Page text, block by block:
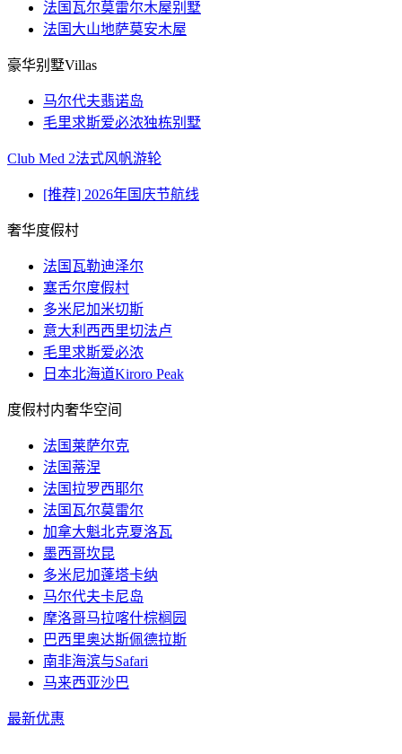
法国瓦尔莫雷尔木屋别墅
法国大山地萨莫安木屋
豪华别墅Villas
马尔代夫翡诺岛
毛里求斯爱必浓独栋别墅
Club Med 2法式风帆游轮
[推荐] 2026年国庆节航线
奢华度假村
法国瓦勒迪泽尔
塞舌尔度假村
多米尼加米切斯
意大利西西里切法卢
毛里求斯爱必浓
日本北海道Kiroro Peak
度假村内奢华空间
法国莱萨尔克
法国蒂涅
法国拉罗西耶尔
法国瓦尔莫雷尔
加拿大魁北克夏洛瓦
墨西哥坎昆
多米尼加蓬塔卡纳
马尔代夫卡尼岛
摩洛哥马拉喀什棕榈园
巴西里奥达斯佩德拉斯
南非海滨与Safari
马来西亚沙巴
最新优惠